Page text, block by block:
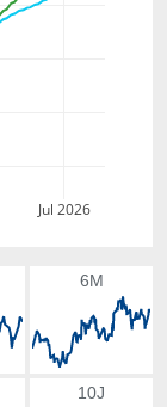
Jul 2026
6M
10J